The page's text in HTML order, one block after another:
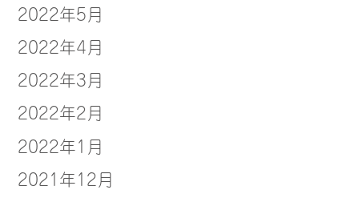
2022年5月
2022年4月
2022年3月
2022年2月
2022年1月
2021年12月